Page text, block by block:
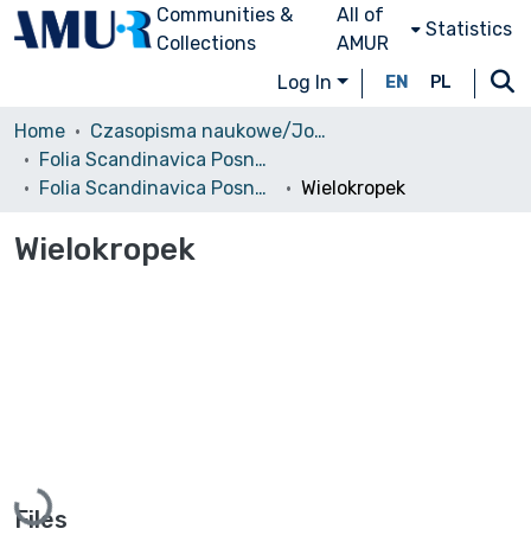
Communities &
Collections
All of
AMUR
Statistics
Log In EN PL
Home
Czasopisma naukowe/Journals
Folia Scandinavica Posnaniensia
Folia Scandinavica Posnaniensia, 2011, nr 12
Wielokropek
Wielokropek
Loading...
Files